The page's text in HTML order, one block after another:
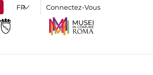
Connectez-Vous